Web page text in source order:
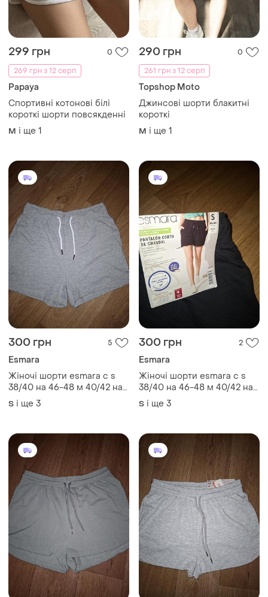
299 грн
0
269 грн з 12 серп
Papaya
Спортивні котонові білі
короткі шорти повсякденні
M і ще 1
290 грн
0
261 грн з 12 серп
Topshop Moto
Джинсові шорти блакитні
короткі
M і ще 1
300 грн 5
Esmara
Жіночі шорти esmara с s
38/40 на 46-48 м 40/42 на
48-50 л l на 50-52 90%
бавовна, 10% віскоза з
S і ще 3
300 грн 2
Esmara
Жіночі шорти esmara с s
38/40 на 46-48 м 40/42 на
48-50 л l на 50-52 бавовна
з кишенями чорні нові
S і ще 3